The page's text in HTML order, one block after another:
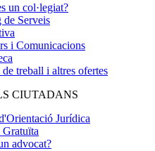
un col·legiat?
de Serveis
i Comunicacions
de treball i altres ofertes
CIUTADANS
Jurídica
Gratuïta
advocat?